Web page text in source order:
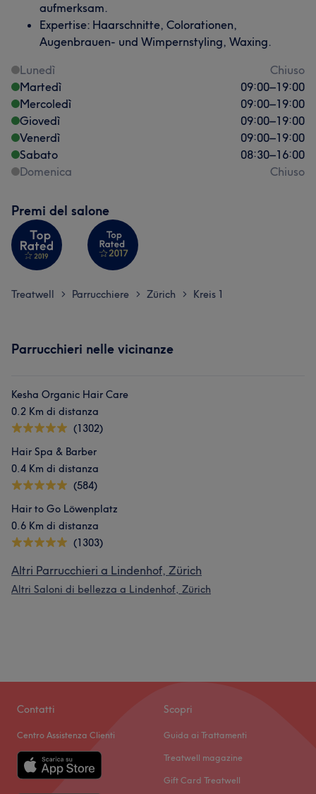
aufmerksam.
Expertise: Haarschnitte, Colorationen,
Augenbrauen- und Wimpernstyling, Waxing.
Lunedì
Chiuso
Martedì
09:00–19:00
Mercoledì
09:00–19:00
Giovedì
09:00–19:00
Venerdì
09:00–19:00
Sabato
08:30–16:00
Domenica
Chiuso
Premi del salone
Treatwell > Parrucchiere > Zürich > Kreis 1
Parrucchieri nelle vicinanze
Kesha Organic Hair Care
0.2 Km di distanza
(1302)
Hair Spa & Barber
0.4 Km di distanza
(584)
Hair to Go Löwenplatz
0.6 Km di distanza
(1303)
Altri Parrucchieri a Lindenhof, Zürich
Altri Saloni di bellezza a Lindenhof, Zürich
Contatti
Centro Assistenza Clienti
Scopri
Guida ai Trattamenti
Treatwell magazine
Gift Card Treatwell